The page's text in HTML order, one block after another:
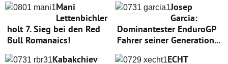
Mani
Lettenbichler
holt 7. Sieg bei den Red
Bull Romanaics!
Josep
Garcia:
Dominantester EnduroGP
Fahrer seiner Generation...
Kabakchiev
ECHT